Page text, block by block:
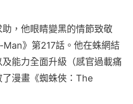
，他眼睛變黑的情節致敬
Man》第217話。他在蛛網結
能力全面升級（感官過載痛
漫畫《蜘蛛俠：The